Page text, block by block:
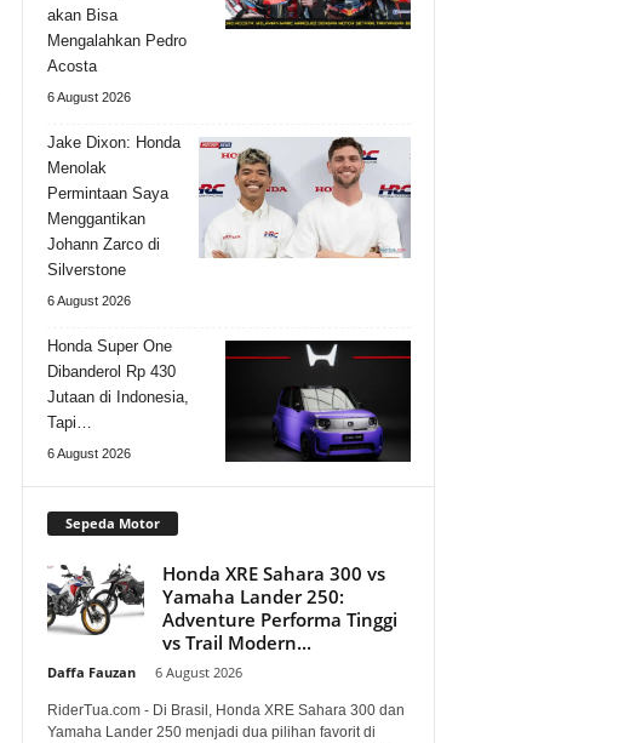
akan Bisa
Mengalahkan Pedro
Acosta
6 August 2026
Jake Dixon: Honda
Menolak
Permintaan Saya
Menggantikan
Johann Zarco di
Silverstone
6 August 2026
Honda Super One
Dibanderol Rp 430
Jutaan di Indonesia,
Tapi…
6 August 2026
Sepeda Motor
Honda XRE Sahara 300 vs
Yamaha Lander 250:
Adventure Performa Tinggi
vs Trail Modern...
Daffa Fauzan 6 August 2026
RiderTua.com - Di Brasil, Honda XRE Sahara 300 dan
Yamaha Lander 250 menjadi dua pilihan favorit di